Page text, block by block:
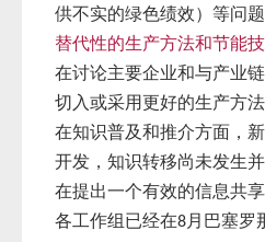
供不实的绿色绩效）等问题
替代性的生产方法和节能技
在讨论主要企业和与产业
切入或采用更好的生产方
在知识普及和推介方面，
开发，知识转移尚未发生
在提出一个有效的信息共
各工作组已经在8月巴塞罗